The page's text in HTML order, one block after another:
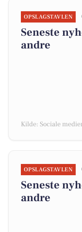
OPSLAGSTAVLEN
Seneste
andre
Kilde: Sociale
OPSLAGSTAVLEN
Seneste
andre